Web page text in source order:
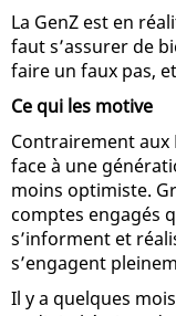
La GenZ est en
faut s’assurer de
faire un faux pas,
Ce qui les motive
Contrairement aux
face à une
moins optimiste.
comptes engagés
s’informent et
s’engagent
Il y a quelques